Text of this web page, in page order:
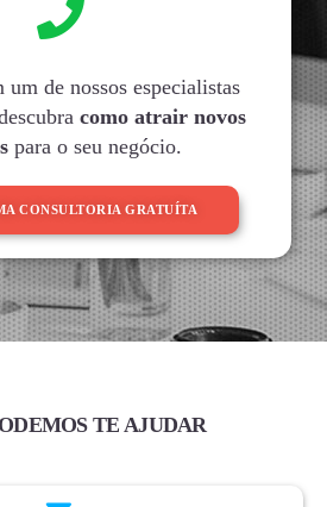
um de nossos especialistas
como atrair novos
para o seu negócio.
CONSULTORIA GRATUÍTA
TE AJUDAR